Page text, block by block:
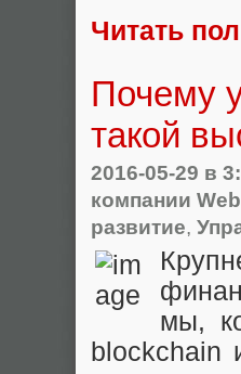
Читать
Почему
такой
2016-05-29 в
компании
развитие,
мы,
blockchain